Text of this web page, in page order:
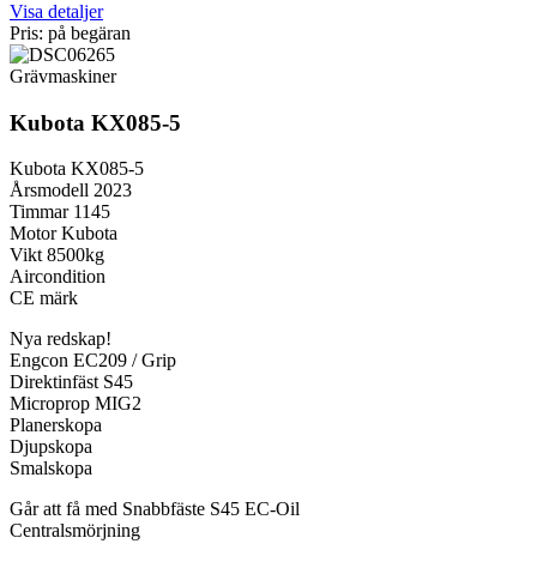
Visa detaljer
Pris: på begäran
Grävmaskiner
Kubota KX085-5
Kubota KX085-5
Årsmodell 2023
Timmar 1145
Motor Kubota
Vikt 8500kg
Aircondition
CE märk
Nya redskap!
Engcon EC209 / Grip
Direktinfäst S45
Microprop MIG2
Planerskopa
Djupskopa
Smalskopa
Går att få med Snabbfäste S45 EC-Oil
Centralsmörjning